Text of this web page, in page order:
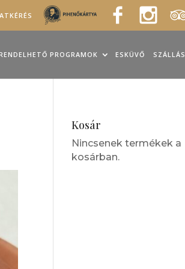
PROGRAMOK ESKÜVŐ SZÁLLÁS
Kosár
Nincsenek termékek a
kosárban.